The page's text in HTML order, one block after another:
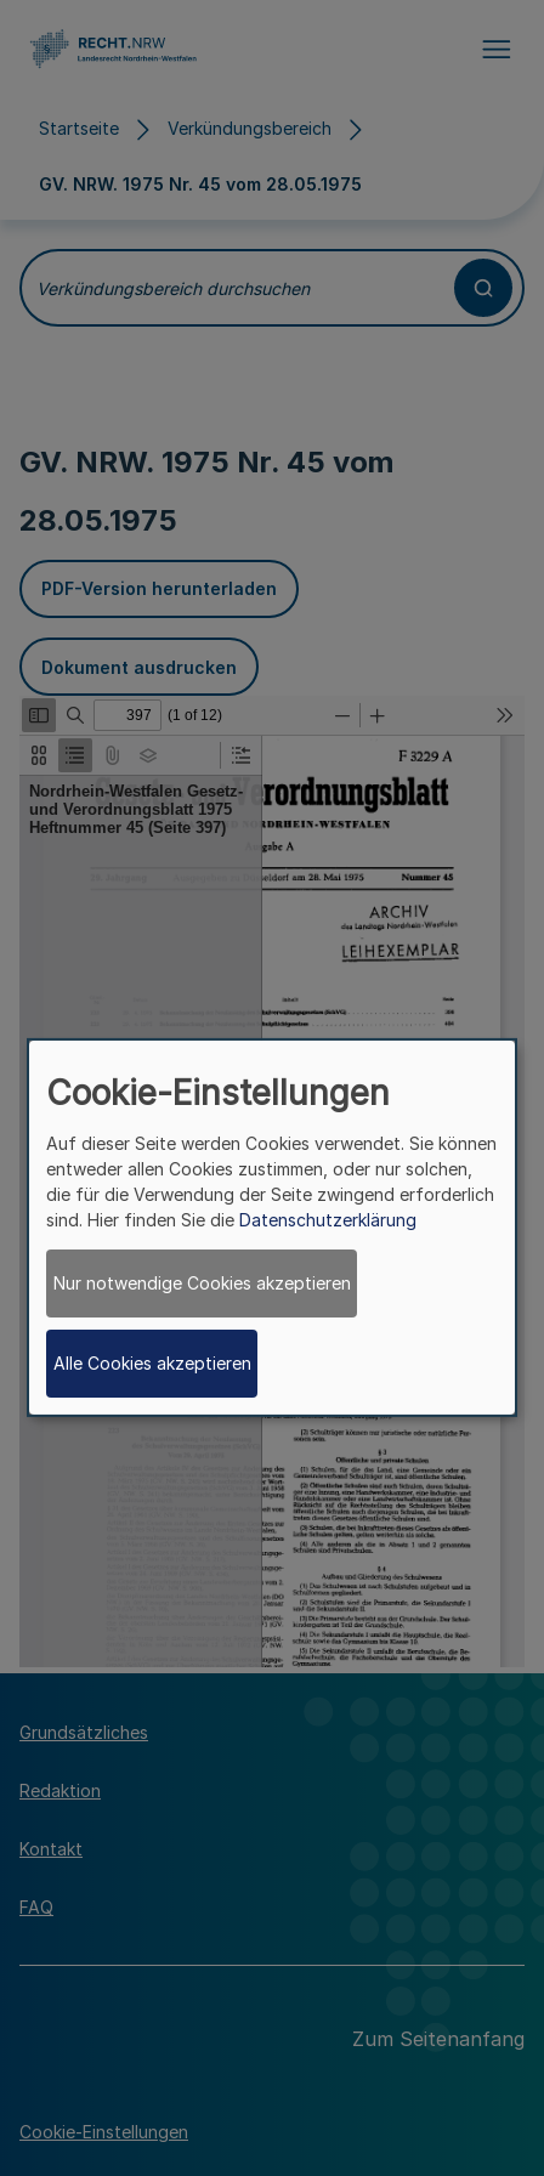
Startseite Verkündungsbereich
GV. NRW. 1975 Nr. 45 vom 28.05.1975
Verkündungsbereich durchsuchen
GV. NRW. 1975 Nr. 45 vom
28.05.1975
PDF-Version herunterladen
Dokument ausdrucken
Grundsätzliches
Redaktion
Kontakt
FAQ
Zum Seitenanfang
Cookie-Einstellungen
Cookie-Einstellungen
Auf dieser Seite werden Cookies verwendet. Sie können
entweder allen Cookies zustimmen, oder nur solchen,
die für die Verwendung der Seite zwingend erforderlich
sind. Hier finden Sie die Datenschutzerklärung
Nur notwendige Cookies akzeptieren
Alle Cookies akzeptieren